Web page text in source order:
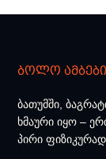
ბოლო ამბები
ბათუმში,
ხმაური იყო –
პირი